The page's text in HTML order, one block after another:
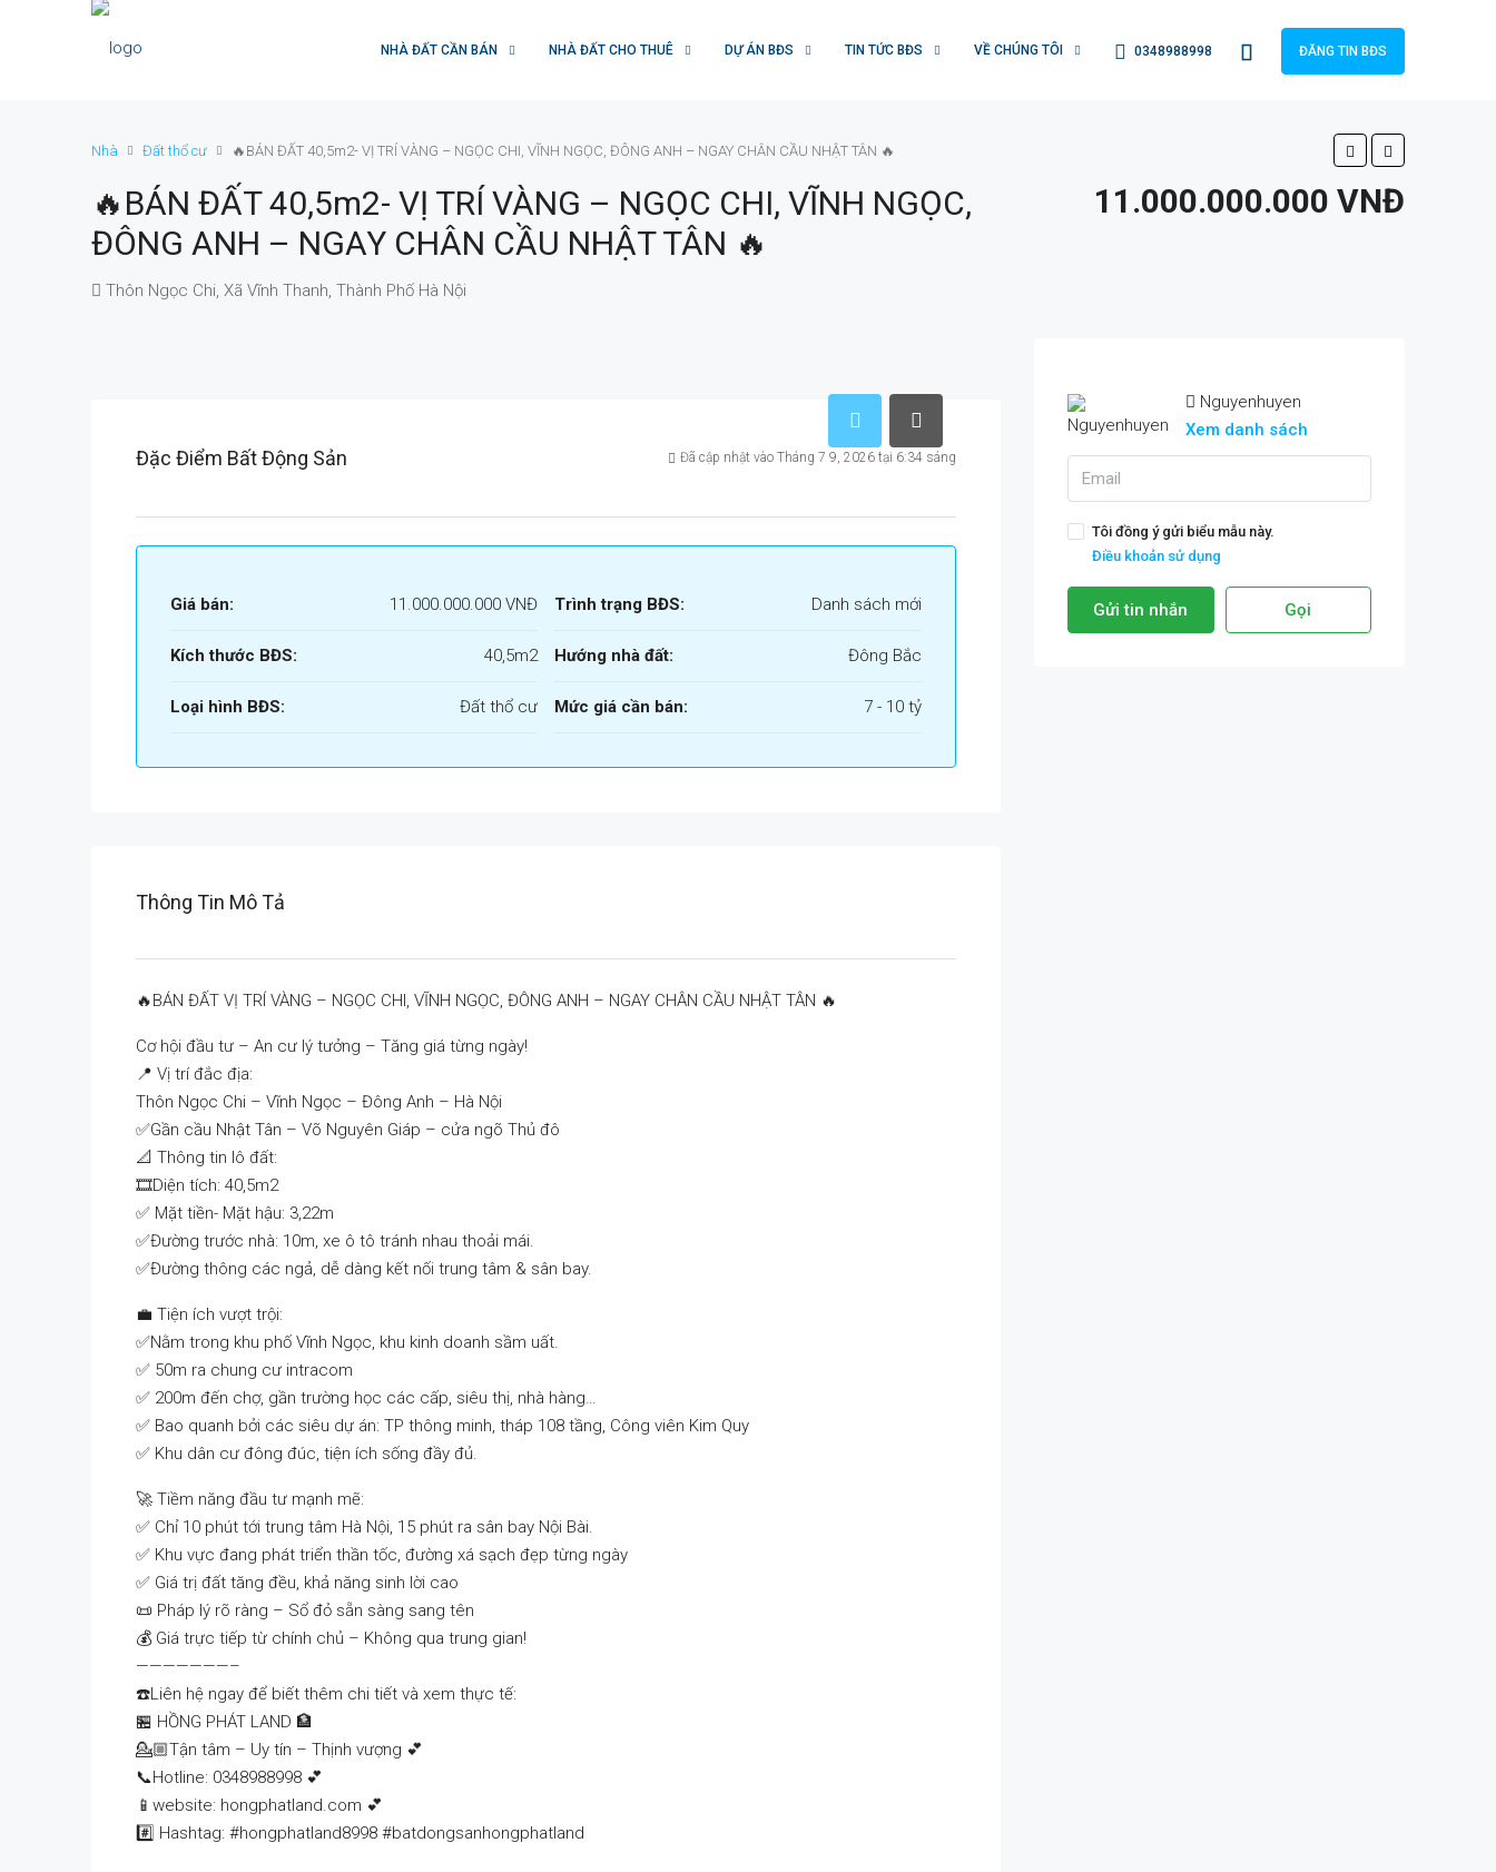
NHÀ ĐẤT CẦN BÁN NHÀ ĐẤT CHO THUÊ DỰ ÁN BĐS TIN TỨC BĐS VỀ CHÚNG TÔI 0348988998 ĐĂNG TIN BĐS
Nhà Đất thổ cư 🔥BÁN ĐẤT 40,5m2- VỊ TRÍ VÀNG – NGỌC CHI, VĨNH NGỌC, ĐÔNG ANH – NGAY CHÂN CẦU NHẬT TÂN 🔥
🔥BÁN ĐẤT 40,5m2- VỊ TRÍ VÀNG – NGỌC CHI, VĨNH NGỌC,
ĐÔNG ANH – NGAY CHÂN CẦU NHẬT TÂN 🔥
11.000.000.000 VNĐ
Thôn Ngọc Chi, Xã Vĩnh Thanh, Thành Phố Hà Nội
Đặc Điểm Bất Động Sản Đã cập nhật vào Tháng 7 9, 2026 tại 6:34 sáng
Giá bán: 11.000.000.000 VNĐ
Kích thước BĐS: 40,5m2
Loại hình BĐS: Đất thổ cư
Trình trạng BĐS: Danh sách mới
Hướng nhà đất: Đông Bắc
Mức giá cần bán: 7 - 10 tỷ
Thông Tin Mô Tả
🔥BÁN ĐẤT VỊ TRÍ VÀNG – NGỌC CHI, VĨNH NGỌC, ĐÔNG ANH – NGAY CHÂN CẦU NHẬT TÂN 🔥
Cơ hội đầu tư – An cư lý tưởng – Tăng giá từng ngày!
📍 Vị trí đắc địa:
Thôn Ngọc Chi – Vĩnh Ngọc – Đông Anh – Hà Nội
✅Gần cầu Nhật Tân – Võ Nguyên Giáp – cửa ngõ Thủ đô
📐 Thông tin lô đất:
🎞️Diện tích: 40,5m2
✅ Mặt tiền- Mặt hậu: 3,22m
✅Đường trước nhà: 10m, xe ô tô tránh nhau thoải mái.
✅Đường thông các ngả, dễ dàng kết nối trung tâm & sân bay.
💼 Tiện ích vượt trội:
✅Nằm trong khu phố Vĩnh Ngọc, khu kinh doanh sầm uất.
✅ 50m ra chung cư intracom
✅ 200m đến chợ, gần trường học các cấp, siêu thị, nhà hàng…
✅ Bao quanh bởi các siêu dự án: TP thông minh, tháp 108 tầng, Công viên Kim Quy
✅ Khu dân cư đông đúc, tiện ích sống đầy đủ.
🚀 Tiềm năng đầu tư mạnh mẽ:
✅ Chỉ 10 phút tới trung tâm Hà Nội, 15 phút ra sân bay Nội Bài.
✅ Khu vực đang phát triển thần tốc, đường xá sạch đẹp từng ngày
✅ Giá trị đất tăng đều, khả năng sinh lời cao
📜 Pháp lý rõ ràng – Sổ đỏ sẵn sàng sang tên
💰 Giá trực tiếp từ chính chủ – Không qua trung gian!
———————–
☎️Liên hệ ngay để biết thêm chi tiết và xem thực tế:
🏪 HỒNG PHÁT LAND 🏦
💁🏼Tận tâm – Uy tín – Thịnh vượng 💕
📞Hotline: 0348988998 💕
📱website: hongphatland.com 💕
#️⃣ Hashtag: #hongphatland8998 #batdongsanhongphatland
Nguyenhuyen
Xem danh sách
Tôi đồng ý gửi biểu mẫu này.
Điều khoản sử dụng
Gửi tin nhắn Gọi